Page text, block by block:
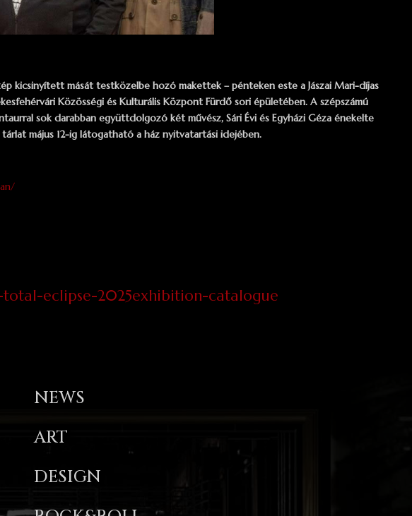
kicsinyített mását testközelbe hozó makettek – pénteken este a Jászai Mari-díjas
Közösségi és Kulturális Központ Fürdő sori épületében. A szépszámú
sok darabban együttdolgozó két művész, Sári Évi és Egyházi Géza énekelte
május 12-ig látogatható a ház nyitvatartási idejében.
eclipse-2025exhibition-catalogue
NEWS
ART
DESIGN